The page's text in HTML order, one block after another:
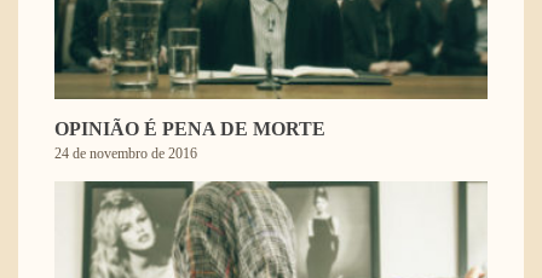
OPINIÃO É PENA DE MORTE
24 de novembro de 2016